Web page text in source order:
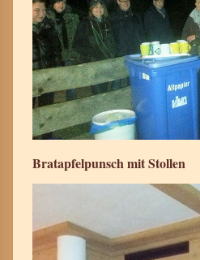
Bratapfelpunsch mit Stollen